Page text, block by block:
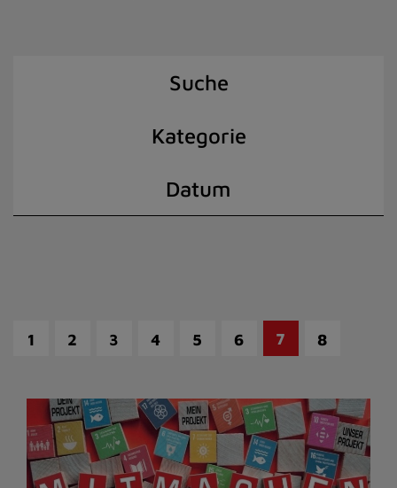
Suche
Kategorie
Datum
1 2 3 4 5 6 7 8